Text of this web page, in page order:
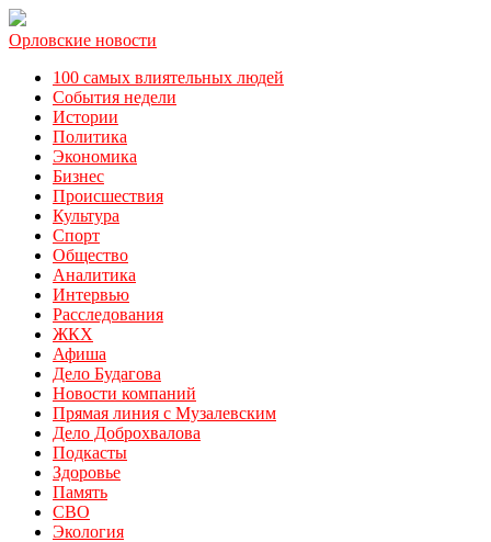
Орловские новости
100 самых влиятельных людей
События недели
Истории
Политика
Экономика
Бизнес
Происшествия
Культура
Спорт
Общество
Аналитика
Интервью
Расследования
ЖКХ
Афиша
Дело Будагова
Новости компаний
Прямая линия с Музалевским
Дело Доброхвалова
Подкасты
Здоровье
Память
СВО
Экология